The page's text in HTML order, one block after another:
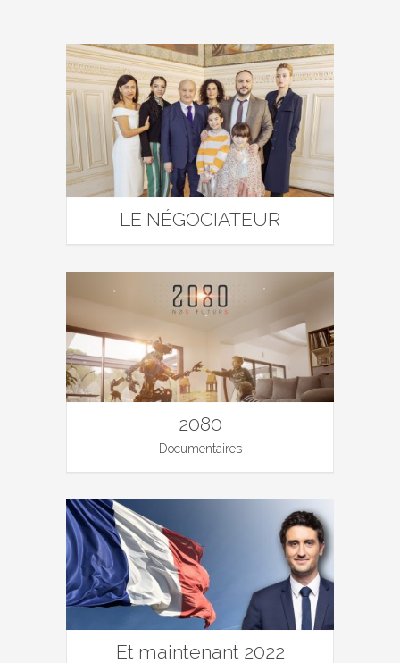
LE NÉGOCIATEUR
2080
Documentaires
Et maintenant 2022